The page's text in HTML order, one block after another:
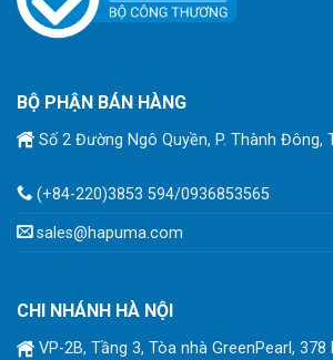
BỘ PHẬN BÁN HÀNG
Số 2 Đường Ngô Quyền, P. Thành Đông,
(+84-220)3853 594/0936853565
sales@hapuma.com
CHI NHÁNH HÀ NỘI
VP-2B, Tầng 3, Tòa nhà GreenPearl, 378